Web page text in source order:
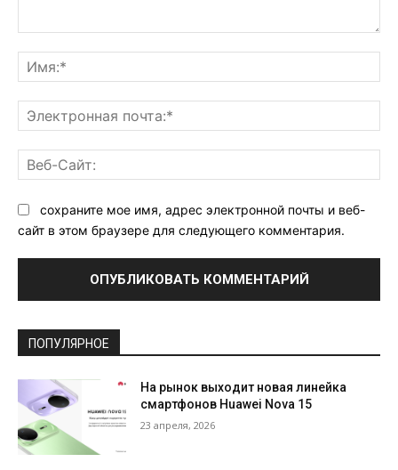
сохраните мое имя, адрес электронной почты и веб-
сайт в этом браузере для следующего комментария.
ПОПУЛЯРНОЕ
На рынок выходит новая линейка
смартфонов Huawei Nova 15
23 апреля, 2026